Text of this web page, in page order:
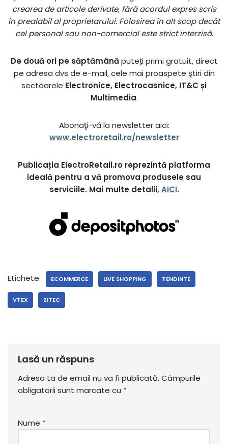
crearea de articole derivate, fără acordul expres scris
în prealabil al proprietarului. Folosirea în alt scop decât
cel personal sau non-comercial este strict interzisă.
De două ori pe săptămânăputeți primi gratuit, direct
pe adresa dvs de e-mail, cele mai proaspete ştiri din
sectoarele Electronice, Electrocasnice, IT&C și
Multimedia.
Abonaţi-vă la newsletter aici:
www.electroretail.ro/newsletter
Publicația ElectroRetail.ro reprezintă platforma
ideală pentru a vă promova produsele sau
serviciile. Mai multe detalii,AICI.
Etichete: ECOMMERCE LIVE SHOPPING TENDINTE
VTEX ZITEC
Lasă un răspuns
Adresa ta de email nu va fi publicată. Câmpurile
obligatorii sunt marcate cu *
Nume *